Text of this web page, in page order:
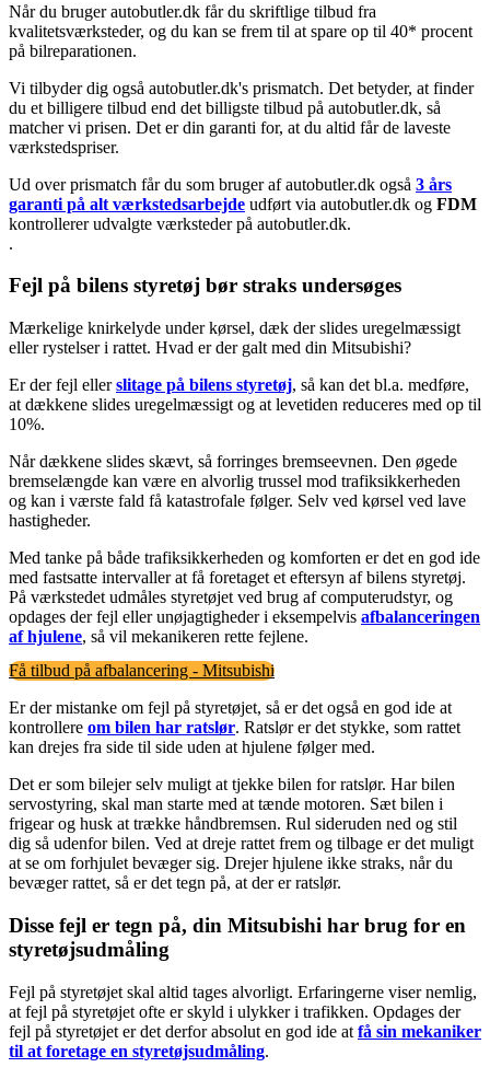
Når du bruger autobutler.dk får du skriftlige tilbud fra
kvalitetsværksteder, og du kan se frem til at spare op til 40* procent
på bilreparationen.
Vi tilbyder dig også autobutler.dk's prismatch. Det betyder, at finder
du et billigere tilbud end det billigste tilbud på autobutler.dk, så
matcher vi prisen. Det er din garanti for, at du altid får de laveste
værkstedspriser.
Ud over prismatch får du som bruger af autobutler.dk også 3 års
garanti på alt værkstedsarbejde udført via autobutler.dk og FDM
kontrollerer udvalgte værksteder på autobutler.dk.
.
Fejl på bilens styretøj bør straks undersøges
Mærkelige knirkelyde under kørsel, dæk der slides uregelmæssigt
eller rystelser i rattet. Hvad er der galt med din Mitsubishi?
Er der fejl ellerslitage på bilens styretøj, så kan det bl.a. medføre,
at dækkene slides uregelmæssigt og at levetiden reduceres med op til
10%.
Når dækkene slides skævt, så forringes bremseevnen. Den øgede
bremselængde kan være en alvorlig trussel mod trafiksikkerheden
og kan i værste fald få katastrofale følger. Selv ved kørsel ved lave
hastigheder.
Med tanke på både trafiksikkerheden og komforten er det en god ide
med fastsatte intervaller at få foretaget et eftersyn af bilens styretøj.
På værkstedet udmåles styretøjet ved brug af computerudstyr, og
opdages der fejl eller unøjagtigheder i eksempelvis afbalanceringen
af hjulene, så vil mekanikeren rette fejlene.
Få tilbud på afbalancering - Mitsubishi
Er der mistanke om fejl på styretøjet, så er det også en god ide at
kontrollere om bilen har ratslør. Ratslør er det stykke, som rattet
kan drejes fra side til side uden at hjulene følger med.
Det er som bilejer selv muligt at tjekke bilen for ratslør. Har bilen
servostyring, skal man starte med at tænde motoren. Sæt bilen i
frigear og husk at trække håndbremsen. Rul sideruden ned og stil
dig så udenfor bilen. Ved at dreje rattet frem og tilbage er det muligt
at se om forhjulet bevæger sig. Drejer hjulene ikke straks, når du
bevæger rattet, så er det tegn på, at der er ratslør.
Disse fejl er tegn på, din Mitsubishi har brug for en
styretøjsudmåling
Fejl på styretøjet skal altid tages alvorligt. Erfaringerne viser nemlig,
at fejl på styretøjet ofte er skyld i ulykker i trafikken. Opdages der
fejl på styretøjet er det derfor absolut en god ide at få sin mekaniker
til at foretage en styretøjsudmåling.